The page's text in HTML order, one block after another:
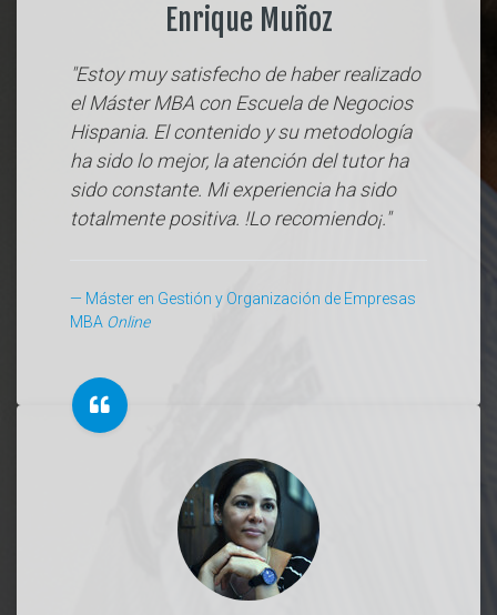
Enrique Muñoz
"Estoy muy satisfecho de haber realizado
el Máster MBA con Escuela de Negocios
Hispania. El contenido y su metodología
ha sido lo mejor, la atención del tutor ha
sido constante. Mi experiencia ha sido
totalmente positiva. !Lo recomiendo¡."
Máster en Gestión y Organización de Empresas
MBA Online